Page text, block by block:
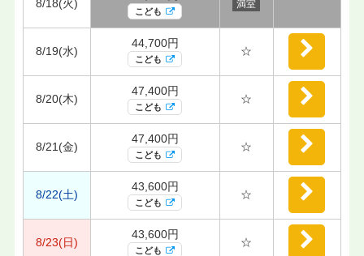
8/18(火)
こども
満室
8/19(水)
44,700円
こども
☆
8/20(木)
47,400円
こども
☆
8/21(金)
47,400円
こども
☆
8/22(土)
43,600円
こども
☆
8/23(日)
43,600円
こども
☆